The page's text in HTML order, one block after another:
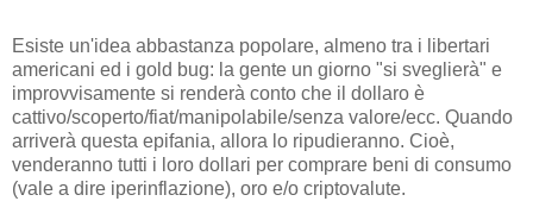
Esiste un'idea abbastanza popolare, almeno tra i libertari
americani ed i gold bug: la gente un giorno "si sveglierà" e
improvvisamente si renderà conto che il dollaro è
cattivo/scoperto/fiat/manipolabile/senza valore/ecc. Quando
arriverà questa epifania, allora lo ripudieranno. Cioè,
venderanno tutti i loro dollari per comprare beni di consumo
(vale a dire iperinflazione), oro e/o criptovalute.